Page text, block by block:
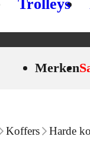
Trolleys
Merken
Koffers Harde